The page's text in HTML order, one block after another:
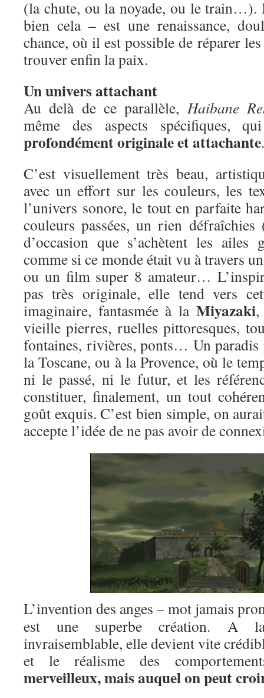
(la chute, ou la noyade, ou le train…).
bien cela – est une renaissance,
chance, où il est possible de réparer
trouver enfin la paix.
Un univers attachant
Au delà de ce parallèle, Haibane
même des aspects spécifiques,
profondément originale et attachante.
C’est visuellement très beau,
avec un effort sur les couleurs, les
l’univers sonore, le tout en parfaite
couleurs passées, un rien défraîchies
d’occasion que s’achètent les ailes
comme si ce monde était vu à travers
ou un film super 8 amateur…
pas très originale, elle tend vers
imaginaire, fantasmée à la Miyazaki,
vieille pierres, ruelles pittoresques,
fontaines, rivières, ponts… Un paradis
la Toscane, ou à la Provence, où le
ni le passé, ni le futur, et les
constituer, finalement, un tout
goût exquis. C’est bien simple, on
accepte l’idée de ne pas avoir de
L’invention des anges – mot jamais
est une superbe création. A la
invraisemblable, elle devient vite
et le réalisme des
merveilleux, mais auquel on peut